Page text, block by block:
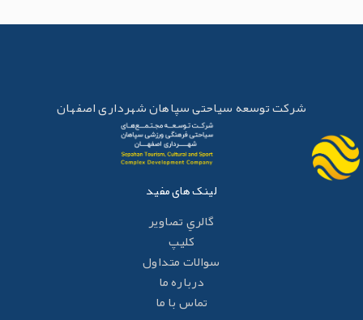
شرکت توسعه سیاحتی سپاهان شهرداری اصفهان
لینک های مفید
گالري تصاوير
کليپ
سوالات متداول
درباره ما
تماس با ما